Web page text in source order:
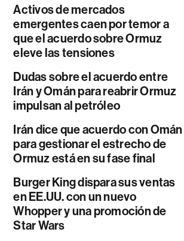
Activos de mercados
emergentes caen por temor a
que el acuerdo sobre Ormuz
eleve las tensiones
Dudas sobre el acuerdo entre
Irán y Omán para reabrir Ormuz
impulsan al petróleo
Irán dice que acuerdo con Omán
para gestionar el estrecho de
Ormuz está en su fase final
Burger King dispara sus ventas
en EE.UU. con un nuevo
Whopper y una promoción de
Star Wars